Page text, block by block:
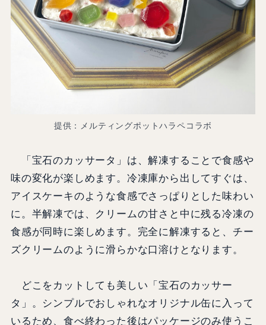
提供：メルティングポットハラペコラボ
「宝石のカッサータ」は、解凍することで食感や
味の変化が楽しめます。冷凍庫から出してすぐは、
アイスケーキのような食感でさっぱりとした味わい
に。半解凍では、クリームの甘さと中に残る冷凍の
食感が同時に楽しめます。完全に解凍すると、チー
ズクリームのように滑らかな口溶けとなります。
どこをカットしても美しい「宝石のカッサー
タ」。シンプルでおしゃれなオリジナル缶に入って
いるため、食べ終わった後はパッケージのみ使うこ